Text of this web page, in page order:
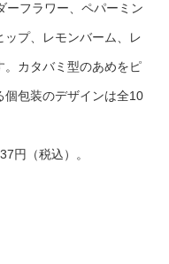
ーフラワー、ペパーミン
ップ、レモンバーム、レ
。カタバミ型のあめをピ
個包装のデザインは全10
円（税込）。